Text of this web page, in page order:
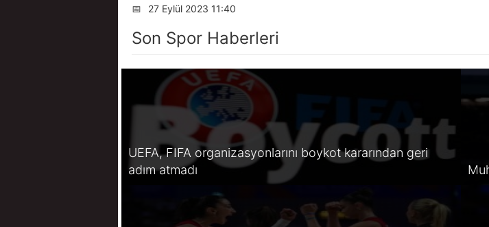
📅
27 Eylül 2023 11:40
Son Spor Haberleri
UEFA, FIFA organizasyonlarını boykot kararından geri
adım atmadı